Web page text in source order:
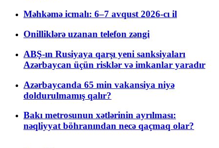
Məhkəmə icmalı: 6–7 avqust 2026-cı il
Onilliklərə uzanan telefon zəngi
ABŞ-ın Rusiyaya qarşı yeni sanksiyaları
Azərbaycan üçün risklər və imkanlar yaradır
Azərbaycanda 65 min vakansiya niyə
doldurulmamış qalır?
Bakı metrosunun xətlərinin ayrılması:
nəqliyyat böhranından necə qaçmaq olar?